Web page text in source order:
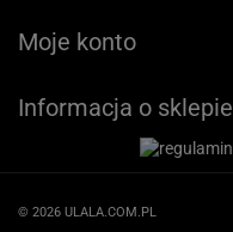
Moje konto
Informacja o sklepie
© 2026 ULALA.COM.PL